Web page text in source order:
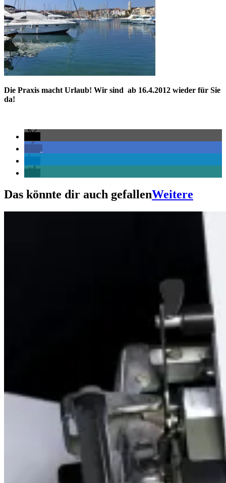
Die Praxis macht Urlaub! Wir sind ab 16.4.2012 wieder für Sie
da!
Das könnte dir auch gefallenWeitere